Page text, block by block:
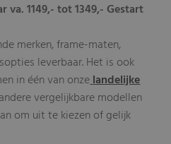
va. 1149,- tot 1349,- Gestart
merken, frame-maten,
leverbaar. Het is ook
in één van onzelandelijke
vergelijkbare modellen
om uit te kiezen of gelijk